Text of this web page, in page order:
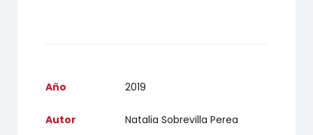
Año 2019
Autor Natalia Sobrevilla Perea